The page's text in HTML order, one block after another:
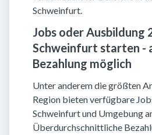
Schweinfurt.
Jobs oder Ausbildung
Schweinfurt starten
Bezahlung möglich
Unter anderem die größten
Region bieten verfügbare
Schweinfurt und Umgebung
Überdurchschnittliche